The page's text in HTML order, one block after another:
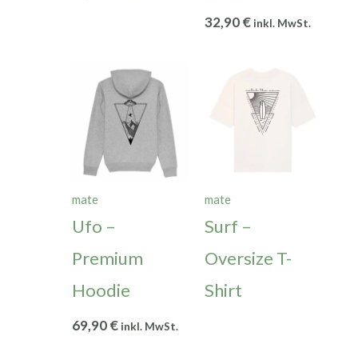
32,90€ inkl. MwSt.
mate
Ufo –
Premium
Hoodie
69,90€ inkl. MwSt.
mate
Surf –
Oversize T-
Shirt